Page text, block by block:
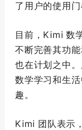
了用户的使用
目前，Kimi 数
不断完善其功
也在计划之中
数学学习和生
趣。
Kimi 团队表示